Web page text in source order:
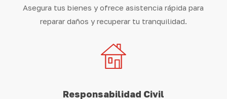
Asegura tus bienes y ofrece asistencia rápida para
reparar daños y recuperar tu tranquilidad.
Responsabilidad Civil